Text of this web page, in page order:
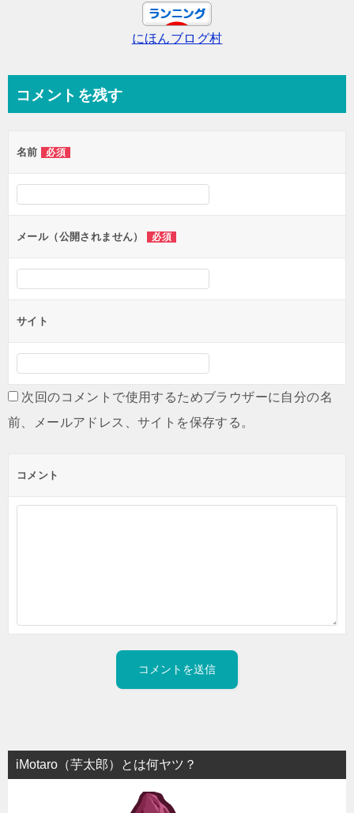
ン
にほんブログ村
コメントを残す
名前 必須
メール（公開されません） 必須
サイト
次回のコメントで使用するためブラウザーに自分の名
前、メールアドレス、サイトを保存する。
コメント
iMotaro（芋太郎）とは何ヤツ？